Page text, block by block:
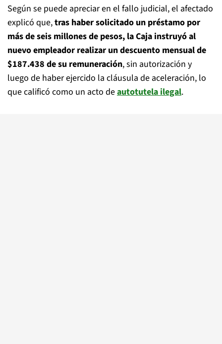
Según se puede apreciar en el fallo judicial, el afectado
explicó que,tras haber solicitado un préstamo por
más de seis millones de pesos, la Caja instruyó al
nuevo empleador realizar un descuento mensual de
$187.438 de su remuneración, sin autorización y
luego de haber ejercido la cláusula de aceleración, lo
que calificó como un acto deautotutela ilegal.